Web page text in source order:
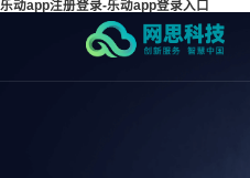
乐动app注册登录-乐动app登录入口